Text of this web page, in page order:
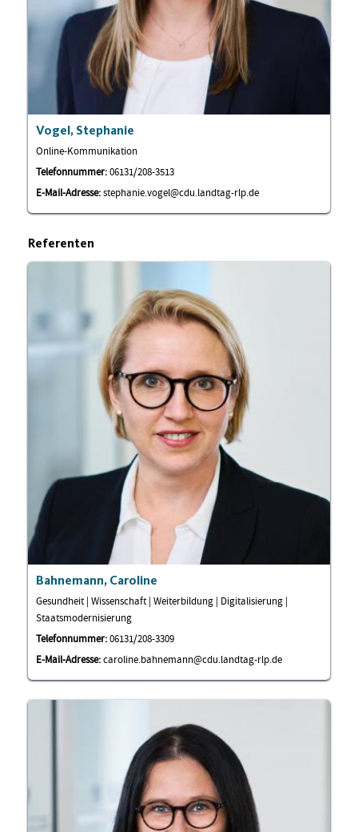
Vogel, Stephanie
Online-Kommunikation
Telefonnummer:06131/208-3513
E-Mail-Adresse:stephanie.vogel@cdu.landtag-rlp.de
Referenten
Bahnemann, Caroline
Gesundheit | Wissenschaft | Weiterbildung | Digitalisierung |
Staatsmodernisierung
Telefonnummer:06131/208-3309
E-Mail-Adresse:caroline.bahnemann@cdu.landtag-rlp.de